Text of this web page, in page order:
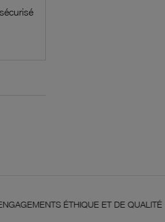
ÉTHIQUE ET DE QUALITÉ